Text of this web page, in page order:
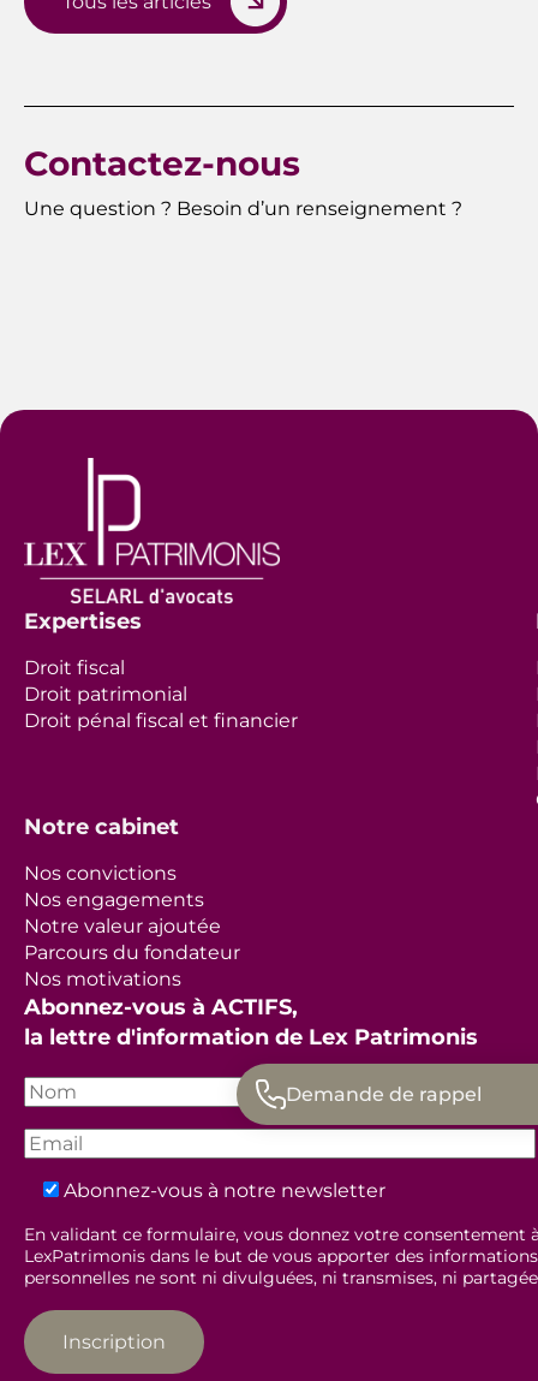
Demande de rappel
Contactez-nous
Une question ? Besoin d’un renseignement ?
Expertises
Droit fiscal
Droit patrimonial
Droit pénal fiscal et financier
Notre cabinet
Nos convictions
Nos engagements
Notre valeur ajoutée
Parcours du fondateur
Nos motivations
Abonnez-vous à ACTIFS,
la lettre d'information de Lex Patrimonis
Abonnez-vous à notre newsletter
En validant ce formulaire, vous donnez votre
LexPatrimonis dans le but de vous apporter des
personnelles ne sont ni divulguées, ni transmises, ni